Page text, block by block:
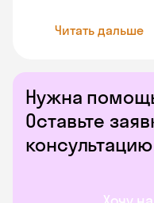
Нужна
Оставьте
консультацию
Читать дальше